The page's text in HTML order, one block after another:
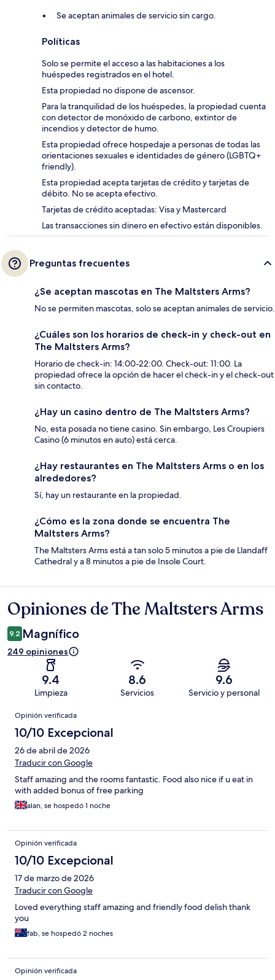
Se aceptan animales de servicio sin cargo.
Políticas
Solo se permite el acceso a las habitaciones a los
huéspedes registrados en el hotel.
Esta propiedad no dispone de ascensor.
Para la tranquilidad de los huéspedes, la propiedad cuenta
con detector de monóxido de carbono, extintor de
incendios y detector de humo.
Esta propiedad ofrece hospedaje a personas de todas las
orientaciones sexuales e identidades de género (LGBTQ+
friendly).
Esta propiedad acepta tarjetas de crédito y tarjetas de
débito. No se acepta efectivo.
Tarjetas de crédito aceptadas: Visa y Mastercard
Las transacciones sin dinero en efectivo están disponibles.
Preguntas frecuentes
¿Se aceptan mascotas en The Maltsters Arms?
No se permiten mascotas, solo se aceptan animales de servicio.
¿Cuáles son los horarios de check-in y check-out en
The Maltsters Arms?
Horario de check-in: 14:00-22:00. Check-out: 11:00. La
propiedad ofrece la opción de hacer el check-in y el check-out
sin contacto.
¿Hay un casino dentro de The Maltsters Arms?
No, esta posada no tiene casino. Sin embargo, Les Croupiers
Casino (6 minutos en auto) está cerca.
¿Hay restaurantes en The Maltsters Arms o en los
alrededores?
Sí, hay un restaurante en la propiedad.
¿Cómo es la zona donde se encuentra The
Maltsters Arms?
The Maltsters Arms está a tan solo 5 minutos a pie de Llandaff
Cathedral y a 8 minutos a pie de Insole Court.
Opiniones
Opiniones de The Maltsters Arms
9.2 Magnífico
249 opiniones
9.4
Limpieza
8.6
Servicios
9.6
Servicio y personal
Opiniones
Opinión verificada
10/10 Excepcional
26 de abril de 2026
Traducir con Google
Staff amazing and the rooms fantastic. Food also nice if u eat in
with added bonus of free parking
alan, se hospedó 1 noche
Opinión verificada
10/10 Excepcional
17 de marzo de 2026
Traducir con Google
Loved everything staff amazing and friendly food delish thank
you
fab, se hospedó 2 noches
Opinión verificada